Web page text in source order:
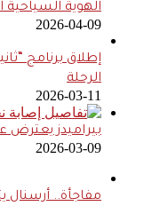
الهوية السياحية
2026-04-09
إطلاق برنامج
الرحلة
2026-03-11
بيراميدز يعترض
2026-03-09
مفاجأة.. أرسنال